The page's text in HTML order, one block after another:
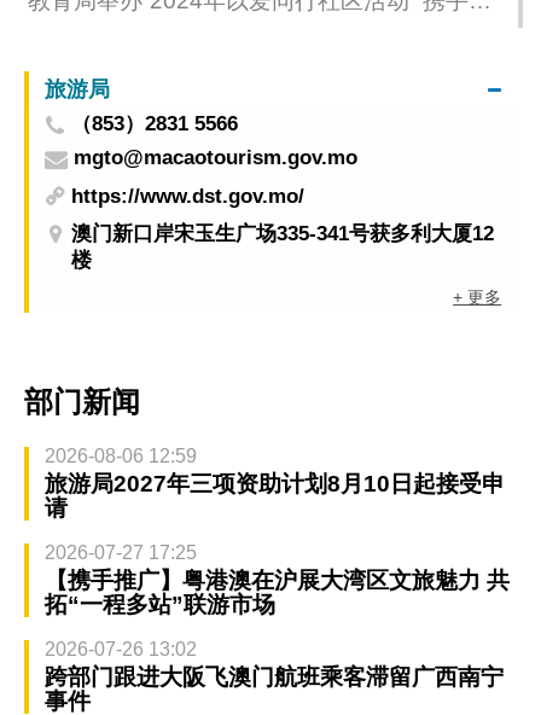
旅游局
（853）2831 5566
mgto@macaotourism.gov.mo
https://www.dst.gov.mo/
澳门新口岸宋玉生广场335-341号获多利大厦12
楼
+ 更多
部门新闻
2026-08-06 12:59
旅游局2027年三项资助计划8月10日起接受申
请
2026-07-27 17:25
【携手推广】粤港澳在沪展大湾区文旅魅力 共
拓“一程多站”联游市场
2026-07-26 13:02
跨部门跟进大阪飞澳门航班乘客滞留广西南宁
事件